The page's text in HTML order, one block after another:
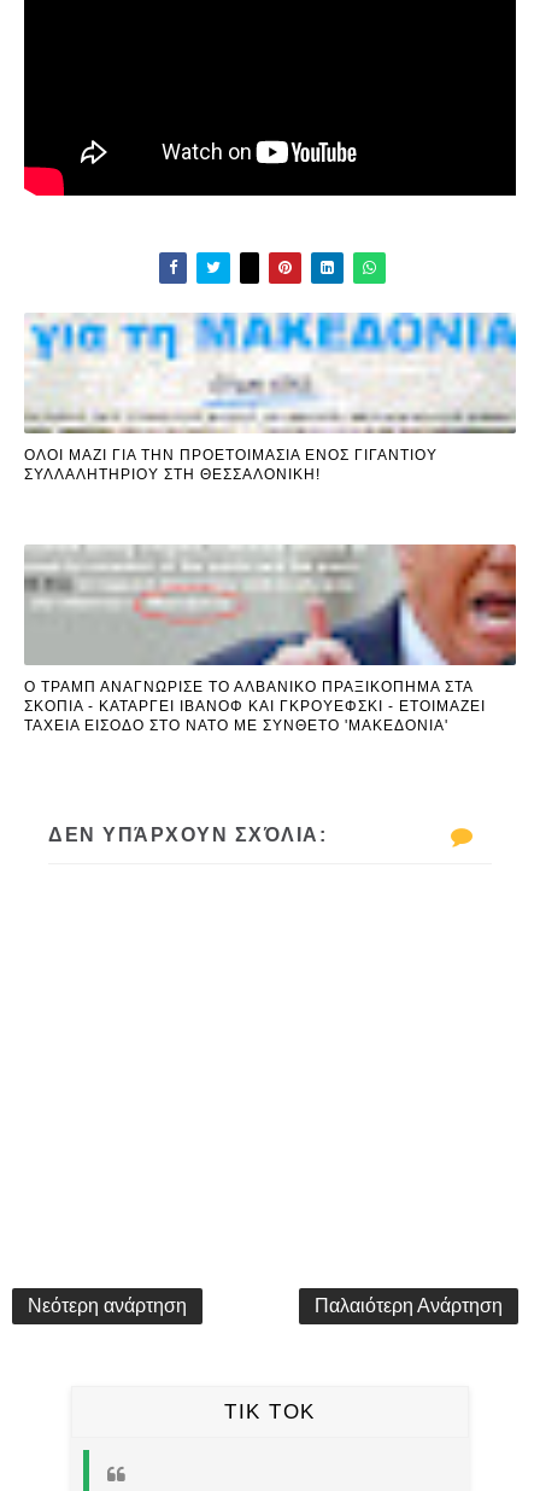
ΟΛΟΙ ΜΑΖΙ ΓΙΑ ΤΗΝ ΠΡΟΕΤΟΙΜΑΣΙΑ ΕΝΟΣ ΓΙΓΑΝΤΙΟΥ
ΣΥΛΛΑΛΗΤΗΡΙΟΥ ΣΤΗ ΘΕΣΣΑΛΟΝΙΚΗ!
Ο ΤΡΑΜΠ ΑΝΑΓΝΩΡΙΣΕ ΤΟ ΑΛΒΑΝΙΚΟ ΠΡΑΞΙΚΟΠΗΜΑ ΣΤΑ
ΣΚΟΠΙΑ - ΚΑΤΑΡΓΕΙ ΙΒΑΝΟΦ ΚΑΙ ΓΚΡΟΥΕΦΣΚΙ - ΕΤΟΙΜΑΖΕΙ
ΤΑΧΕΙΑ ΕΙΣΟΔΟ ΣΤΟ ΝΑΤΟ ΜΕ ΣΥΝΘΕΤΟ 'ΜΑΚΕΔΟΝΙΑ'
ΔΕΝ ΥΠΆΡΧΟΥΝ ΣΧΌΛΙΑ:
Νεότερη ανάρτηση Παλαιότερη Ανάρτηση
TIK TOK